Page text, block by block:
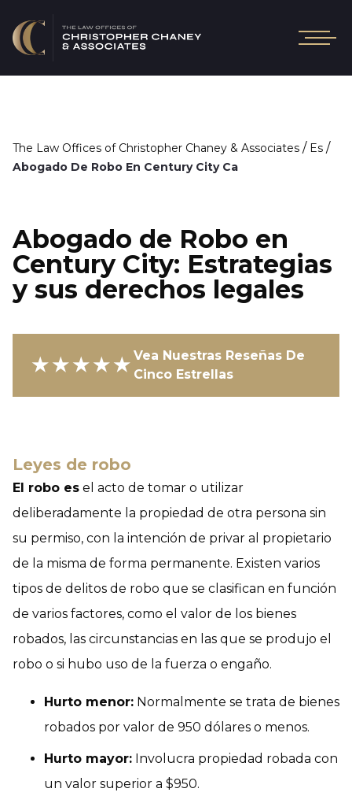
The Law Offices of Christopher Chaney & Associates / Es /
Abogado De Robo En Century City Ca
Abogado de Robo en
Century City: Estrategias
y sus derechos legales
★★★★★ Vea Nuestras Reseñas De
Cinco Estrellas
Leyes de robo
El robo es el acto de tomar o utilizar
deliberadamente la propiedad de otra persona sin
su permiso, con la intención de privar al propietario
de la misma de forma permanente. Existen varios
tipos de delitos de robo que se clasifican en función
de varios factores, como el valor de los bienes
robados, las circunstancias en las que se produjo el
robo o si hubo uso de la fuerza o engaño.
Hurto menor: Normalmente se trata de bienes
robados por valor de 950 dólares o menos.
Hurto mayor: Involucra propiedad robada con
un valor superior a $950.